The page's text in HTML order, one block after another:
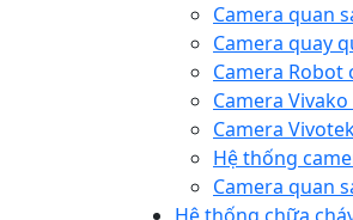
Camera quan
Camera quay
Camera Robot
Camera
Camera
Hệ thống
Camera quan